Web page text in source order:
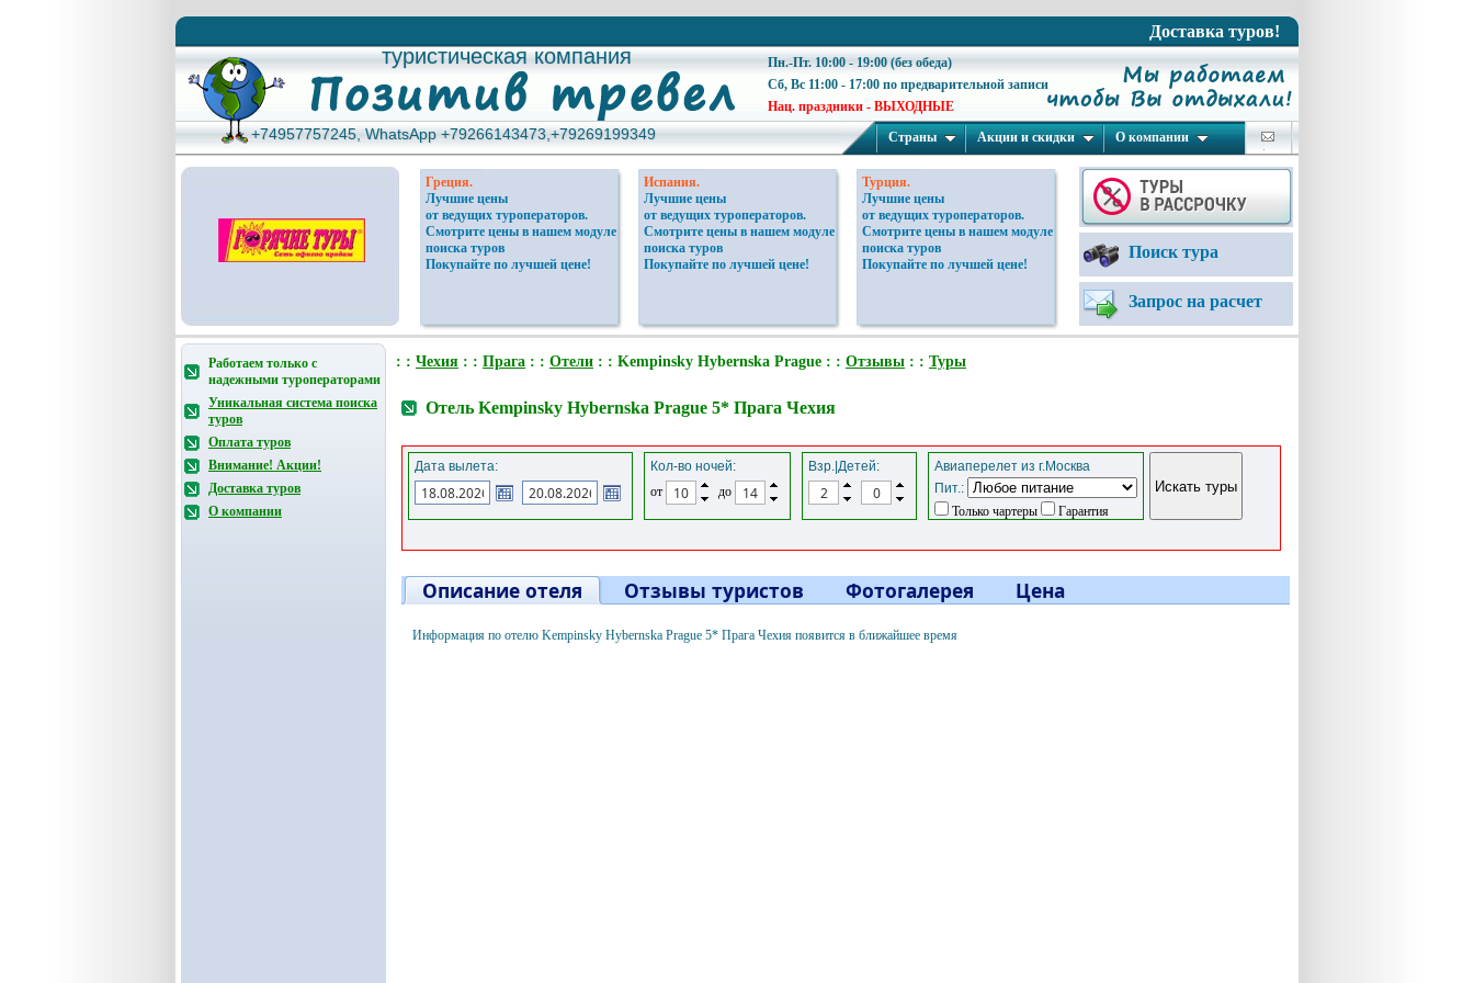
Доставка туров!
туристическая компания
туристическая компания
Пн.-Пт. 10:00 - 19:00 (без обеда)
Сб, Вс 11:00 - 17:00 по предварительной записи
Нац. праздники - ВЫХОДНЫЕ
+74957757245, WhatsApp +79266143473,+79269199349
+74957757245, WhatsApp +79266143473,+79269199349 Страны Акции и скидки О компании
Греция.
Лучшие цены
от ведущих туроператоров.
Смотрите цены в нашем модуле
поиска туров
Покупайте по лучшей цене!
Испания.
Лучшие цены
от ведущих туроператоров.
Смотрите цены в нашем модуле
поиска туров
Покупайте по лучшей цене!
Турция.
Лучшие цены
от ведущих туроператоров.
Смотрите цены в нашем модуле
поиска туров
Покупайте по лучшей цене!
Поиск тура
Запрос на расчет
Работаем только с
надежными туроператорами
Уникальная система поиска
туров
Оплата туров
Внимание! Акции!
Доставка туров
О компании
: : Чехия : : Прага : : Отели : : Kempinsky Hybernska Prague : : Отзывы : : Туры
Отель Kempinsky Hybernska Prague 5* Прага Чехия
Дата вылета:
Кол-во ночей:
от
до
Взр.|Детей:
Авиаперелет из г.Москва
Пит.:
Только чартеры
Гарантия
Описание отеля Отзывы туристов Фотогалерея Цена
Информация по отелю Kempinsky Hybernska Prague 5* Прага Чехия появится в ближайшее время